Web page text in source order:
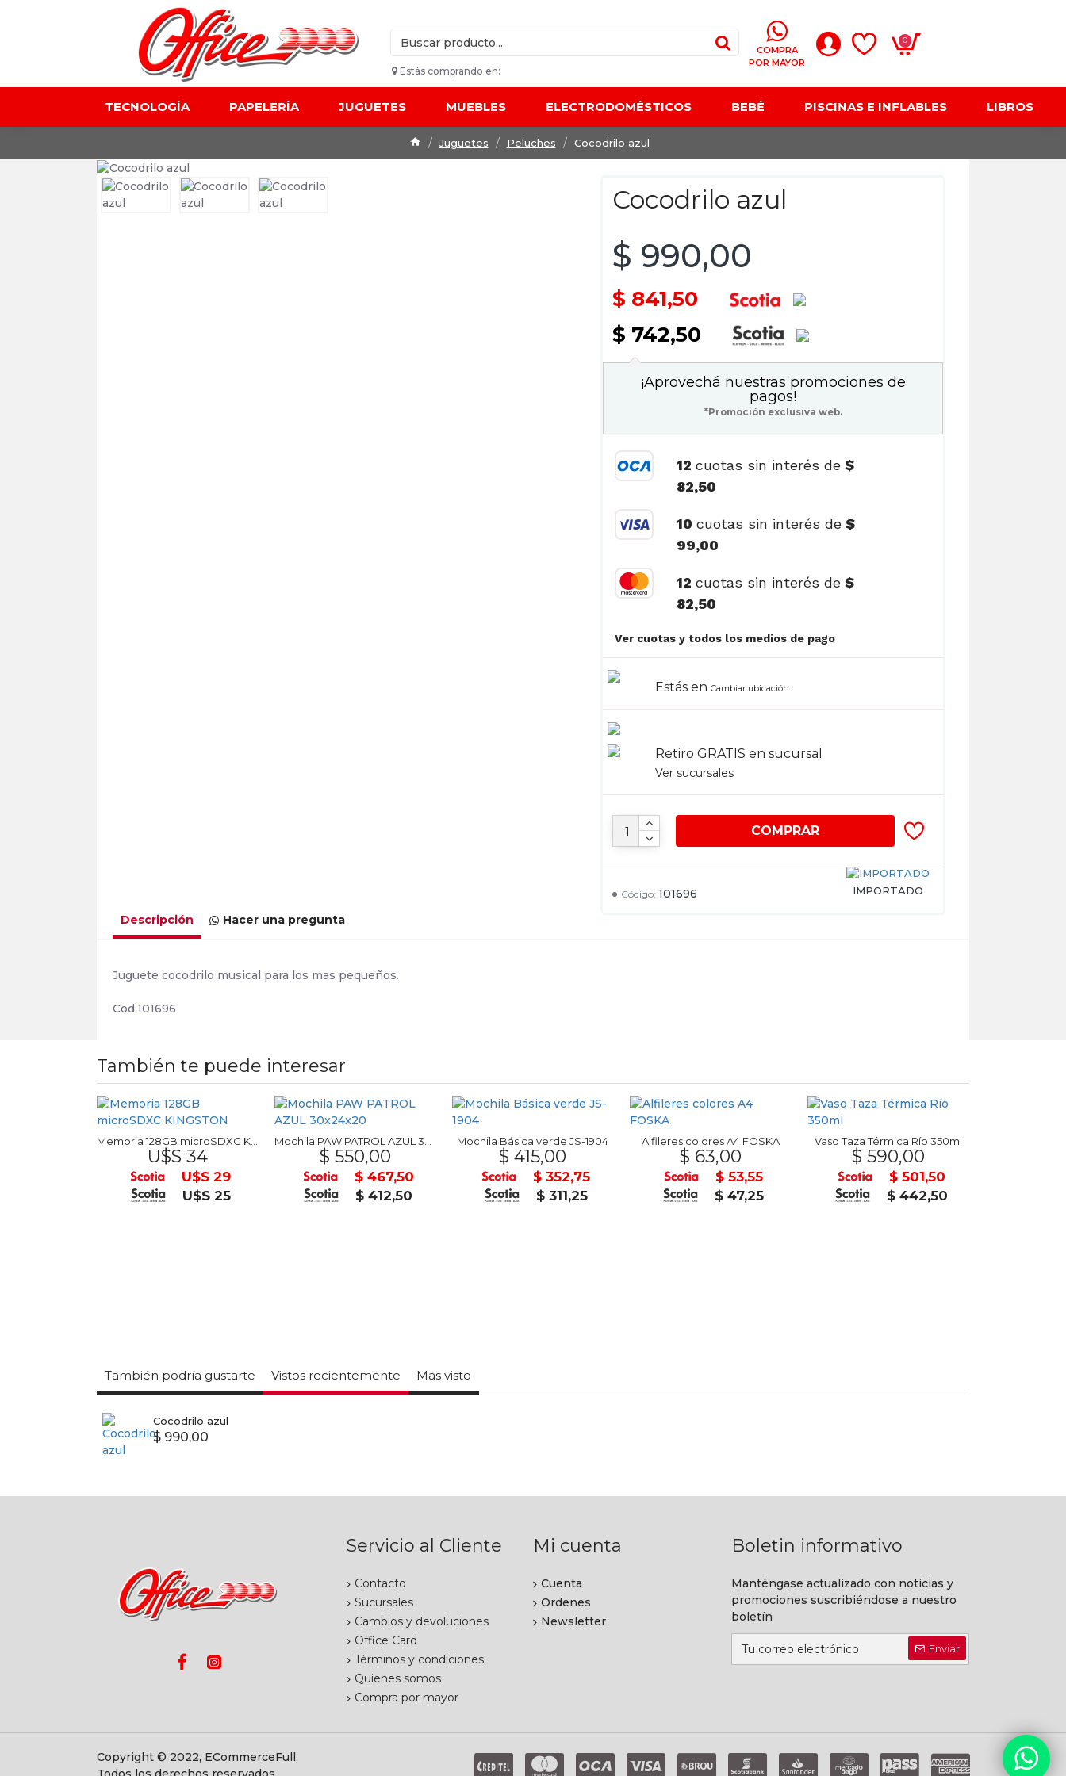
Estás comprando en:
COMPRA
POR MAYOR
0
TECNOLOGÍA PAPELERÍA JUGUETES MUEBLES ELECTRODOMÉSTICOS BEBÉ PISCINAS E INFLABLES LIBROS
Juguetes Peluches Cocodrilo azul
Cocodrilo azul
Código: 101696 IMPORTADO
$ 990,00
$ 841,50
$ 742,50
COMPRAR
Estás enCambiar ubicación
Retiro GRATIS en sucursal
Ver sucursales
¡Aprovechá nuestras promociones de
pagos!
*Promoción exclusiva web.
12cuotas sin interés de $
82,50
10cuotas sin interés de $
99,00
12cuotas sin interés de $
82,50
Ver cuotas y todos los medios de pago
Descripción Hacer una pregunta
Juguete cocodrilo musical para los mas pequeños.
Cod.101696
También te puede interesar
U$S 34
U$S 29
U$S 25
$ 550,00
$ 467,50
$ 412,50
Mochila Básica verde JS-1904
$ 415,00
$ 352,75
$ 311,25
Alfileres colores A4 FOSKA
$ 63,00
$ 53,55
$ 47,25
Vaso Taza Térmica Río 350ml
$ 590,00
$ 501,50
$ 442,50
También podría gustarte Vistos recientemente Mas visto
Cocodrilo azul
$ 990,00
Servicio al Cliente
Contacto
Sucursales
Cambios y devoluciones
Office Card
Términos y condiciones
Quienes somos
Compra por mayor
Mi cuenta
Cuenta
Ordenes
Newsletter
Boletin informativo
Manténgase actualizado con noticias y
promociones suscribiéndose a nuestro
boletín
Enviar
Copyright © 2022, ECommerceFull,